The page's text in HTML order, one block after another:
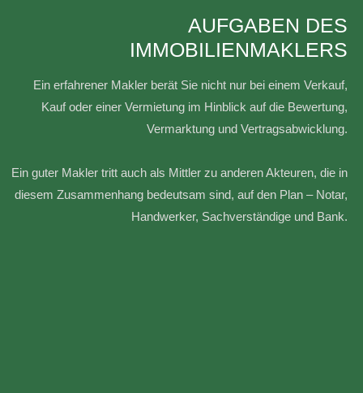
AUFGABEN DES
IMMOBILIENMAKLERS
Ein erfahrener Makler berät Sie nicht nur bei einem Verkauf,
Kauf oder einer Vermietung im Hinblick auf die Bewertung,
Vermarktung und Vertragsabwicklung.
Ein guter Makler tritt auch als Mittler zu anderen Akteuren, die in
diesem Zusammenhang bedeutsam sind, auf den Plan – Notar,
Handwerker, Sachverständige und Bank.